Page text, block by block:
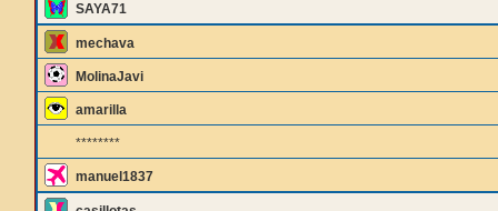
SAYA71
mechava
MolinaJavi
amarilla
********
manuel1837